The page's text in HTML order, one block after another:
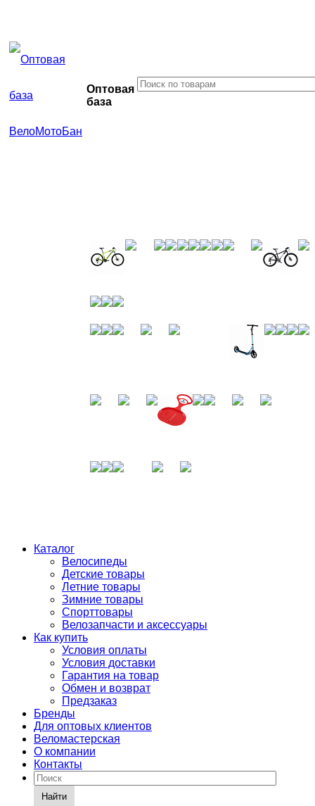
Оптовая
база
Каталог
Велосипеды
Детские товары
Летние товары
Зимние товары
Спорттовары
Велозапчасти и аксессуары
Как купить
Условия оплаты
Условия доставки
Гарантия на товар
Обмен и возврат
Предзаказ
Бренды
Для оптовых клиентов
Веломастерская
О компании
Контакты
Найти